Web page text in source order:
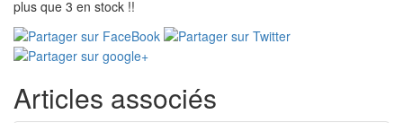
plus que 3 en stock !!
Articles associés